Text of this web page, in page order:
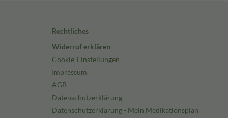
Rechtliches
Widerruf erklären
Cookie-Einstellungen
Impressum
AGB
Datenschutzerklärung
Datenschutzerklärung - Mein Medikationsplan